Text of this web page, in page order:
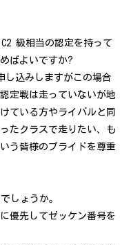
級相当の認定を持って
ばよいですか?
し込みしますがこの場合
定戦は走っていないが地
ている方やライバルと同
たクラスで走りたい、も
う皆様のプライドを尊重
しょうか。
優先してゼッケン番号を